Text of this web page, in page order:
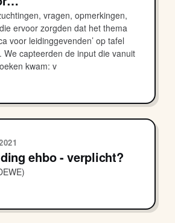
vragen, opmerkingen,
ervoor zorgden dat het thema
voor leidinggevenden’ op tafel
We capteerden de input die vanuit
kwam: v
ehbo - verplicht?